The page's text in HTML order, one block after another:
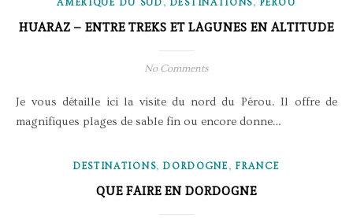
AMÉRIQUE DU SUD DESTINATIONS PÉROU
HUARAZ – ENTRE TREKS ET LAGUNES EN ALTITUDE
No Comments
Je vous détaille ici la visite du nord du Pérou. Il offre de
magnifiques plages de sable fin ou encore donne…
DESTINATIONS,DORDOGNE, FRANCE
QUE FAIRE EN DORDOGNE